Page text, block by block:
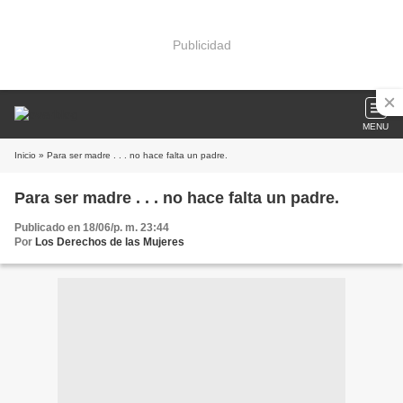
Publicidad
MENU
Inicio » Para ser madre . . . no hace falta un padre.
Para ser madre . . . no hace falta un padre.
Publicado en 18/06/p. m. 23:44
Por Los Derechos de las Mujeres